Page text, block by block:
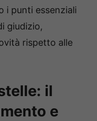
i punti essenziali
giudizio,
rispetto alle
il
e